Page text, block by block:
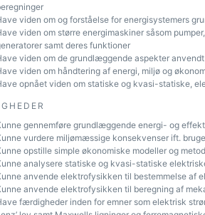
viden om og forståelse for energisystemers
viden om større energimaskiner såsom
samt deres funktioner
viden om de grundlæggende aspekter
viden om håndtering af energi, miljø og
opnået viden om statiske og kvasi-statiske,
gennemføre grundlæggende energi- og
vurdere miljømæssige konsekvenser ift.
opstille simple økonomiske modeller og
analysere statiske og kvasi-statiske
anvende elektrofysikken til bestemmelse af
anvende elektrofysikken til beregning af
færdigheder inden for emner som elektrisk